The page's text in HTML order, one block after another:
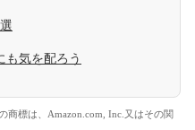
も気を配ろう
商標は、Amazon.com, Inc.又はその関